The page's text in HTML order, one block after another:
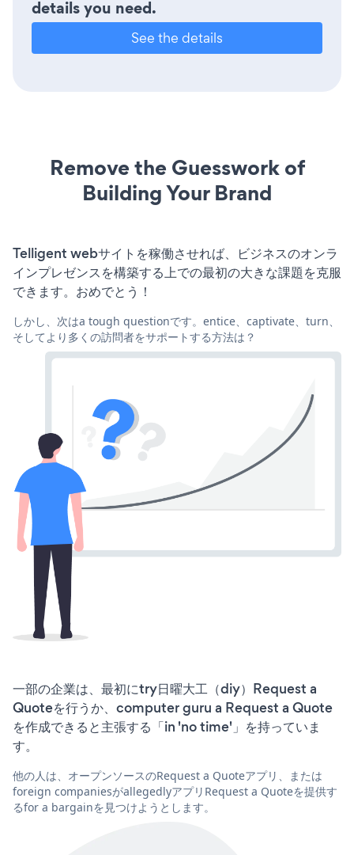
details you need.
See the details
Remove the Guesswork of
Building Your Brand
Telligent webサイトを稼働させれば、ビジネスのオンラ
インプレゼンスを構築する上での最初の大きな課題を克服
できます。おめでとう！
しかし、次はa tough questionです。entice、captivate、turn、
そしてより多くの訪問者をサポートする方法は？
一部の企業は、最初にtry日曜大工（diy）Request a
Quoteを行うか、computer guru a Request a Quote
を作成できると主張する「in 'no time'」を持っていま
す。
他の人は、オープンソースのRequest a Quoteアプリ、または
foreign companiesがallegedlyアプリRequest a Quoteを提供す
るfor a bargainを見つけようとします。